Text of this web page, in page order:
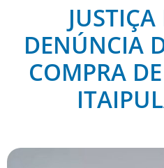
JUSTIÇA
DENÚNCIA
COMPRA